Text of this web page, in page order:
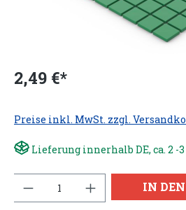
2,49 €*
Preise inkl. MwSt. zzgl.
Lieferung innerhalb DE, ca. 2 -
IN